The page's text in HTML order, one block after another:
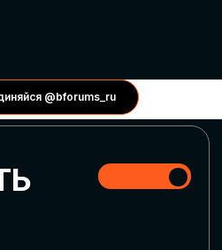
@bforums_ru
цифровой
подходах